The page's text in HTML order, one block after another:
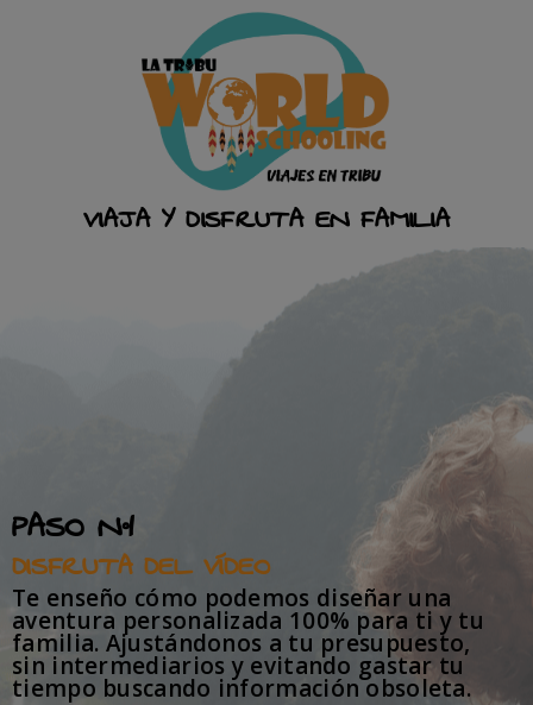
VIAJA Y DISFRUTA EN FAMILIA
PASO Nº1
DISFRUTA DEL VÍDEO
Te enseño cómo podemos diseñar una
aventura personalizada 100% para ti y tu
familia. Ajustándonos a tu presupuesto,
sin intermediarios y evitando gastar tu
tiempo buscando información obsoleta.